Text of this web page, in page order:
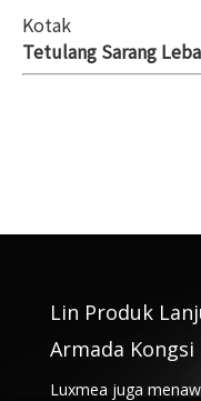
Tetulang Sarang
Lin Produk
Armada Kongsi
Luxmea juga